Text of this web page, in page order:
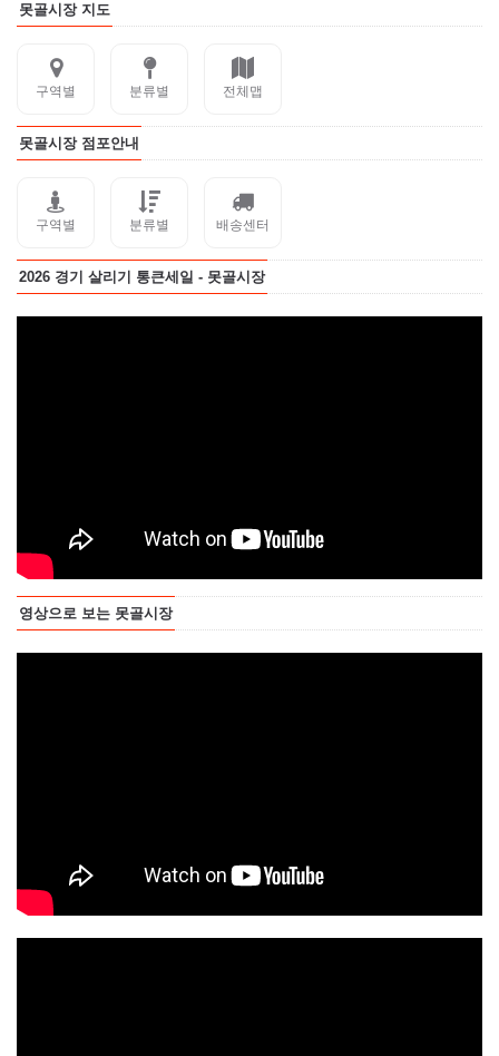
못골시장 지도
구역별 분류별 전체맵
못골시장 점포안내
구역별 분류별 배송센터
2026 경기 살리기 통큰세일 - 못골시장
영상으로 보는 못골시장